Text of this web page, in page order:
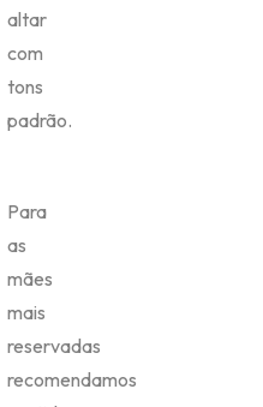
altar
com
tons
padrão.
Para
as
mães
mais
reservadas
recomendamos